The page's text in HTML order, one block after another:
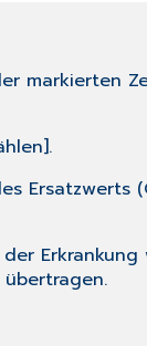
markierten
Ersatzwerts